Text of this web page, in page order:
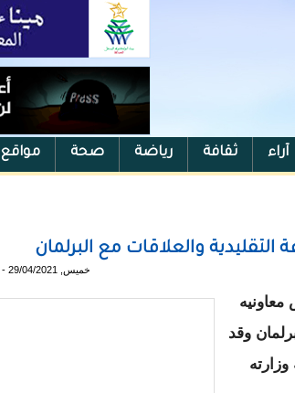
آراء ثقافة رياضة صحة مواقع
التقليدية والعلاقات مع البرلمان
خميس, 29/04/2021 - 13:55
معاونيه
وقد